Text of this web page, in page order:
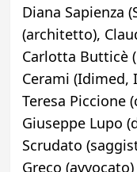
Diana Sapienza
(architetto),
Carlotta Butticè
Cerami
Teresa Piccione
Giuseppe Lupo
Scrudato
Greco